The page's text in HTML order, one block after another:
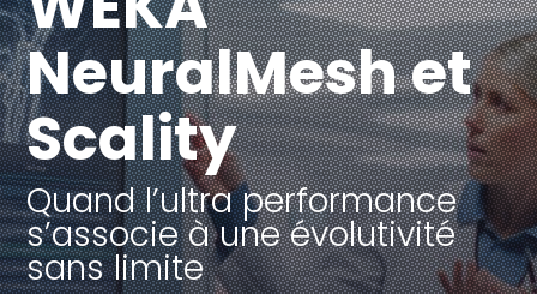
NeuralMesh et
Scality
Quand l’ultra performance
s’associe à une évolutivité
sans limite